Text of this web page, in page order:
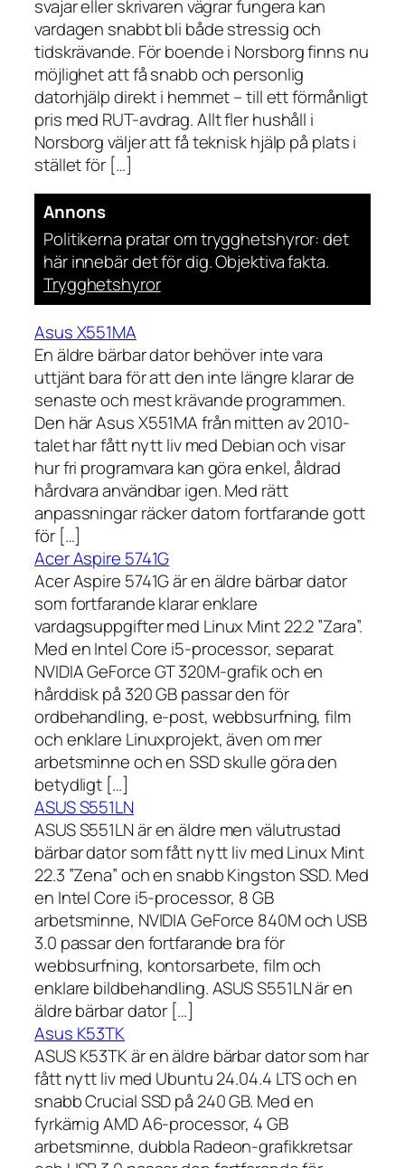
svajar eller skrivaren vägrar fungera kan
vardagen snabbt bli både stressig och
tidskrävande. För boende i Norsborg finns nu
möjlighet att få snabb och personlig
datorhjälp direkt i hemmet – till ett förmånligt
pris med RUT-avdrag. Allt fler hushåll i
Norsborg väljer att få teknisk hjälp på plats i
stället för […]
Annons
Politikerna pratar om trygghetshyror: det
här innebär det för dig. Objektiva fakta.
Trygghetshyror
Asus X551MA
En äldre bärbar dator behöver inte vara
uttjänt bara för att den inte längre klarar de
senaste och mest krävande programmen.
Den här Asus X551MA från mitten av 2010-
talet har fått nytt liv med Debian och visar
hur fri programvara kan göra enkel, åldrad
hårdvara användbar igen. Med rätt
anpassningar räcker datorn fortfarande gott
för […]
Acer Aspire 5741G
Acer Aspire 5741G är en äldre bärbar dator
som fortfarande klarar enklare
vardagsuppgifter med Linux Mint 22.2 ”Zara”.
Med en Intel Core i5-processor, separat
NVIDIA GeForce GT 320M-grafik och en
hårddisk på 320 GB passar den för
ordbehandling, e-post, webbsurfning, film
och enklare Linuxprojekt, även om mer
arbetsminne och en SSD skulle göra den
betydligt […]
ASUS S551LN
ASUS S551LN är en äldre men välutrustad
bärbar dator som fått nytt liv med Linux Mint
22.3 ”Zena” och en snabb Kingston SSD. Med
en Intel Core i5-processor, 8 GB
arbetsminne, NVIDIA GeForce 840M och USB
3.0 passar den fortfarande bra för
webbsurfning, kontorsarbete, film och
enklare bildbehandling. ASUS S551LN är en
äldre bärbar dator […]
Asus K53TK
ASUS K53TK är en äldre bärbar dator som har
fått nytt liv med Ubuntu 24.04.4 LTS och en
snabb Crucial SSD på 240 GB. Med en
fyrkärnig AMD A6-processor, 4 GB
arbetsminne, dubbla Radeon-grafikkretsar